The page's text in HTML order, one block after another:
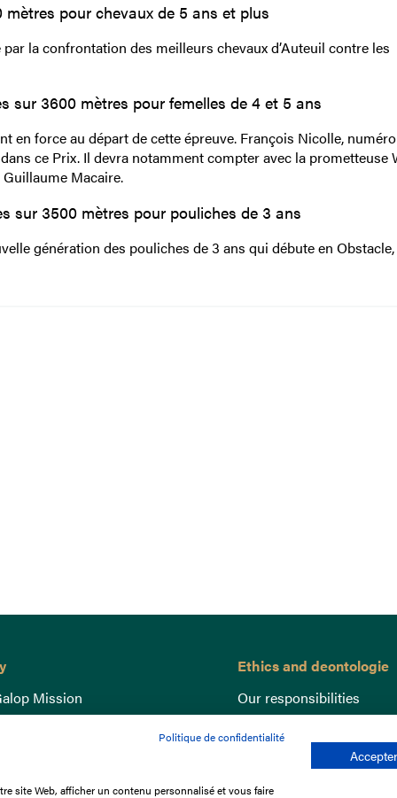
pour chevaux de 5 ans et plus
la confrontation des meilleurs chevaux d’Auteuil contre les
sur 3600 mètres pour femelles de 4 et 5 ans
en force au départ de cette épreuve. François Nicolle,
ce Prix. Il devra notamment compter avec la prometteuse
Macaire.
sur 3500 mètres pour pouliches de 3 ans
génération des pouliches de 3 ans qui débute en
Mission
the races
Ethics and deontologie
Our responsibilities
Lutte anti-dopage
Equine Welfare
Gender Equality
Responsible speculation
Politique de confidentialité
site Web, afficher un contenu personnalisé et vous faire